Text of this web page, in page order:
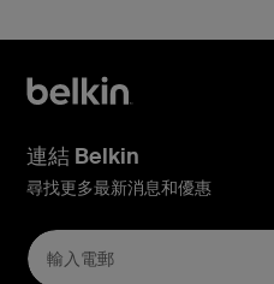
連結 Belkin
尋找更多最新消息和優惠